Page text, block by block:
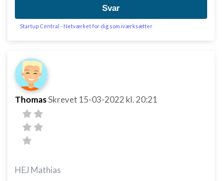
Svar
Startup Central - Netværket for dig som iværksætter
ThomasSkrevet 15-03-2022 kl. 20:21
HEJ Mathias